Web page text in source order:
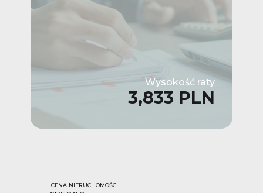
Wysokość raty
3,833 PLN
CENA NIERUCHOMOŚCI